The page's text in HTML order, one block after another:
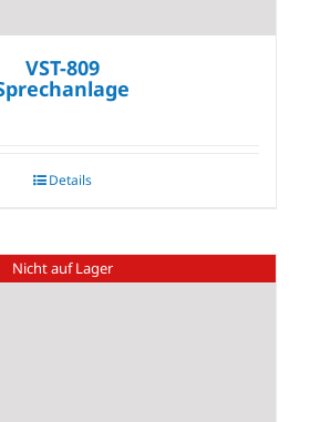
VST-809
Details
Nicht auf Lager